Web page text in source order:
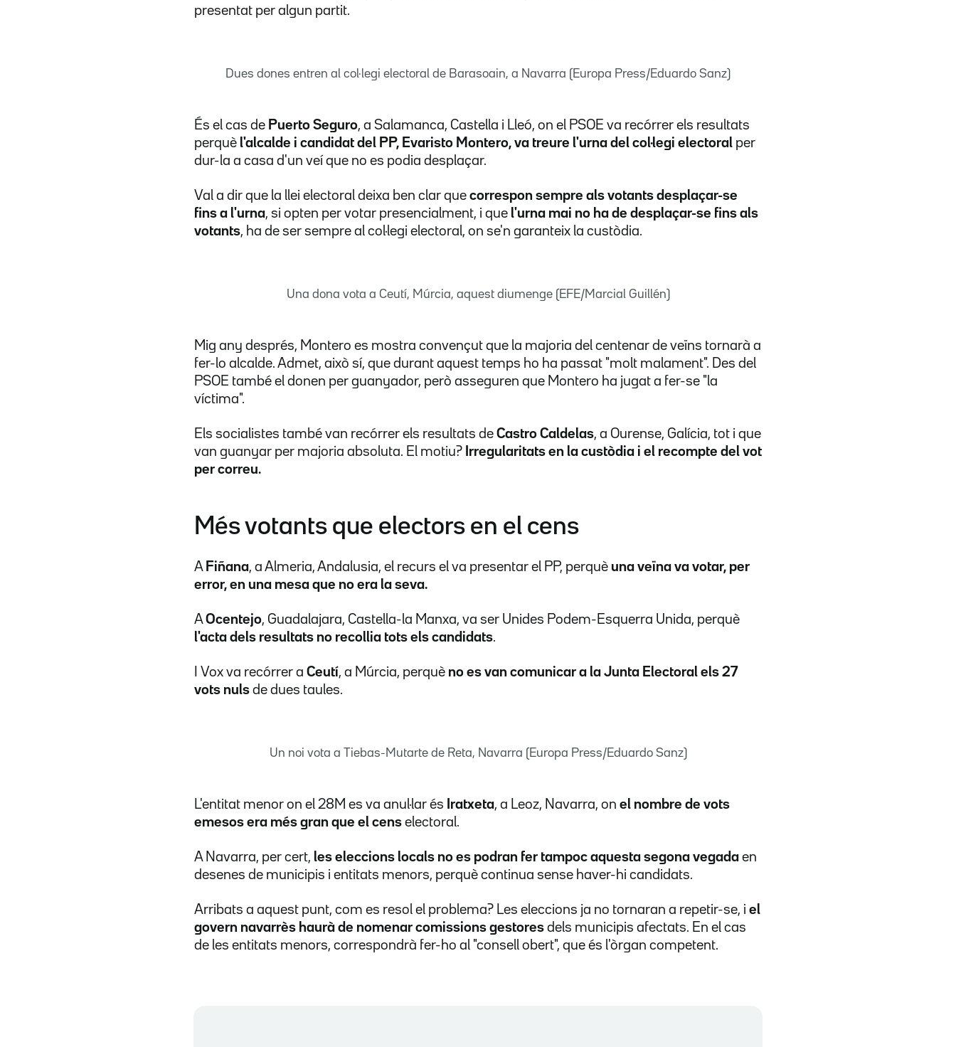
presentat per algun partit.
Dues dones entren al col·legi electoral de Barasoain, a Navarra (Europa Press/Eduardo Sanz)
És el cas de Puerto Seguro, a Salamanca, Castella i Lleó, on el PSOE va recórrer els resultats
perquè l'alcalde i candidat del PP, Evaristo Montero, va treure l'urna del col·legi electoral per
dur-la a casa d'un veí que no es podia desplaçar.
Val a dir que la llei electoral deixa ben clar que correspon sempre als votants desplaçar-se
fins a l'urna, si opten per votar presencialment, i que l'urna mai no ha de desplaçar-se fins als
votants, ha de ser sempre al col·legi electoral, on se'n garanteix la custòdia.
Una dona vota a Ceutí, Múrcia, aquest diumenge (EFE/Marcial Guillén)
Mig any després, Montero es mostra convençut que la majoria del centenar de veïns tornarà a
fer-lo alcalde. Admet, això sí, que durant aquest temps ho ha passat "molt malament". Des del
PSOE també el donen per guanyador, però asseguren que Montero ha jugat a fer-se "la
víctima".
Els socialistes també van recórrer els resultats de Castro Caldelas, a Ourense, Galícia, tot i que
van guanyar per majoria absoluta. El motiu? Irregularitats en la custòdia i el recompte del vot
per correu.
Més votants que electors en el cens
A Fiñana, a Almeria, Andalusia, el recurs el va presentar el PP, perquè una veïna va votar, per
error, en una mesa que no era la seva.
AOcentejo, Guadalajara, Castella-la Manxa, va ser Unides Podem-Esquerra Unida, perquè
l'acta dels resultats no recollia tots els candidats.
I Vox va recórrer a Ceutí, a Múrcia, perquè no es van comunicar a la Junta Electoral els 27
vots nuls de dues taules.
Un noi vota a Tiebas-Mutarte de Reta, Navarra (Europa Press/Eduardo Sanz)
L'entitat menor on el 28M es va anul·lar és Iratxeta, a Leoz, Navarra, on el nombre de vots
emesos era més gran que el cens electoral.
A Navarra, per cert, les eleccions locals no es podran fer tampoc aquesta segona vegada en
desenes de municipis i entitats menors, perquè continua sense haver-hi candidats.
Arribats a aquest punt, com es resol el problema? Les eleccions ja no tornaran a repetir-se, i el
govern navarrès haurà de nomenar comissions gestores dels municipis afectats. En el cas
de les entitats menors, correspondrà fer-ho al "consell obert", que és l'òrgan competent.